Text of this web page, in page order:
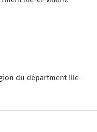
du départment Ille-